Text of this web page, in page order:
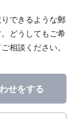
できるような郵
どうしてもご希
相談ください。
せをする